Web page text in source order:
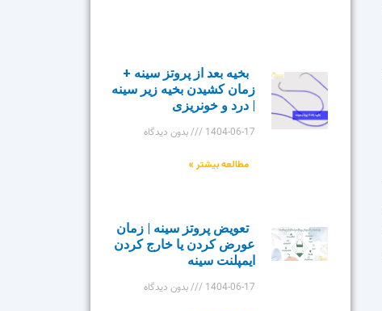
بخیه بعد از پروتز سینه +
زمان کشیدن بخیه زیر سینه
| درد و خونریزی
1404-06-17
بدون دیدگاه
مطالعه بیشتر »
تعویض پروتز سینه | زمان
عورض کردن یا خارج کردن
ایمپلنت سینه
1404-06-17
بدون دیدگاه